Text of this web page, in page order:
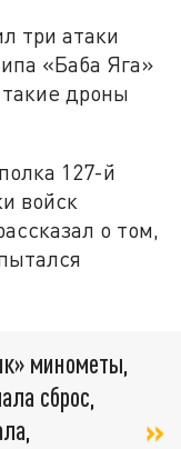
три атаки
«Баба Яга»
дроны
127-й
войск
о том,
минометы,
сброс,